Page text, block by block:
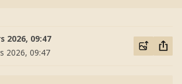
2026, 09:47
2026, 09:47